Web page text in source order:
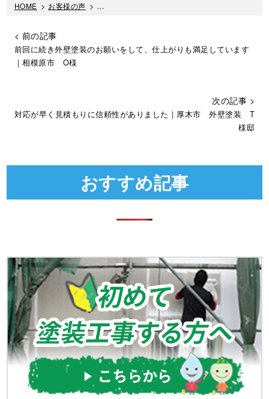
HOME > お客様の声 > 価格と提案内容が希望に合っていたのでお願い
< 前の記事
前回に続き外壁塗装のお願いをして、仕上がりも満足しています
｜相模原市 O様
次の記事 >
対応が早く見積もりに信頼性がありました｜厚木市 外壁塗装 T
様邸
おすすめ記事